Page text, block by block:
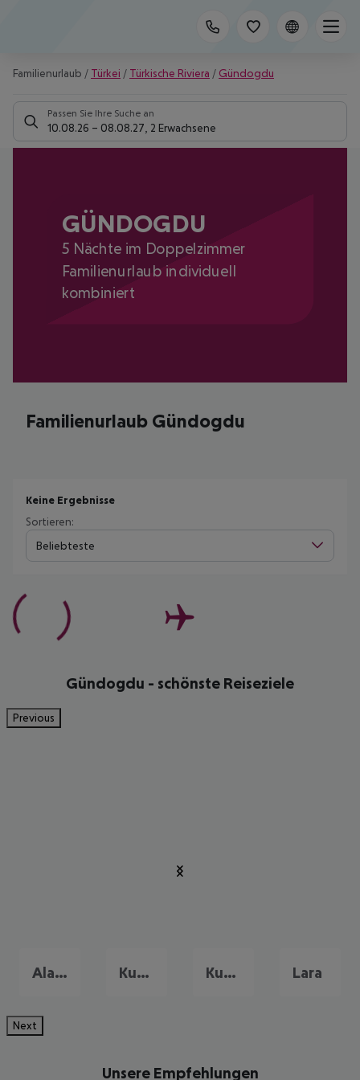
Familienurlaub / Türkei / Türkische Riviera / Gündogdu
Passen Sie Ihre Suche an
10.08.26 – 08.08.27 2 Erwachsene
GÜNDOGDU
5 Nächte im Doppelzimmer
Familienurlaub individuell
kombiniert
Familienurlaub Gündogdu
Keine Ergebnisse
Sortieren:
Beliebteste
Gündogdu - schönste Reiseziele
Previous
Alanya Kumköy Kundu Lara
Next
Unsere Empfehlungen